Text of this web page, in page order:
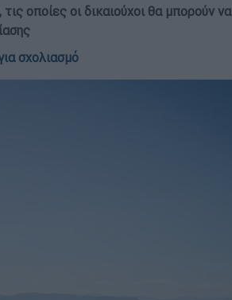
οποίες οι δικαιούχοι θα μπορούν να
σχολιασμό